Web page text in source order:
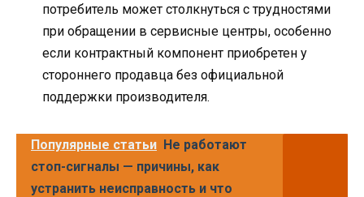
потребитель может столкнуться с трудностями
при обращении в сервисные центры, особенно
если контрактный компонент приобретен у
стороннего продавца без официальной
поддержки производителя.
Популярные статьи Не работают
стоп-сигналы — причины, как
устранить неисправность и что